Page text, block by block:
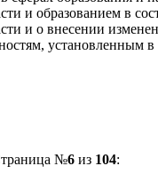
и образованием в
и о внесении
установленным
№6из 104: